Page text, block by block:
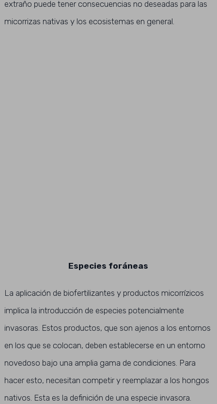
extraño puede tener consecuencias no deseadas para las
micorrizas nativas y los ecosistemas en general.
Especies foráneas
La aplicación de biofertilizantes y productos micorrízicos
implica la introducción de especies potencialmente
invasoras. Estos productos, que son ajenos a los entornos
en los que se colocan, deben establecerse en un entorno
novedoso bajo una amplia gama de condiciones. Para
hacer esto, necesitan competir y reemplazar a los hongos
nativos. Esta es la definición de una especie invasora.